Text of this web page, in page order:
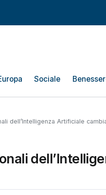
Sociale
dell’Intelligenza Artificiale